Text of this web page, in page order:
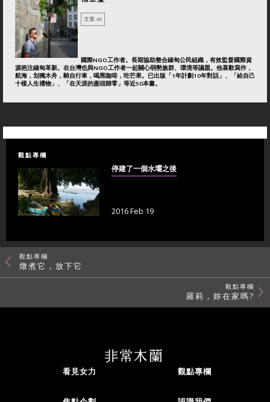
文章 40
國際NGO工作者。長期協助整合緬甸公民組織，有效監督國際資
源挹注緬甸革新。在台灣也與NGO工作者一起關心弱勢族群、環境等議題。他喜歡寫作，
航海，划獨木舟，騎自行車，喝黑咖啡，吃芒果。已出版「1年計劃10年對話」、「給自己
十樣人生禮物」、「在天涯的盡頭歸零」等近50本書。
觀點專欄
停建了一個水壩之後
2016 Feb 19
觀點專欄
燉煮它，放下它
觀點專欄
羅莉，妳在家嗎?
看見女力 觀點專欄